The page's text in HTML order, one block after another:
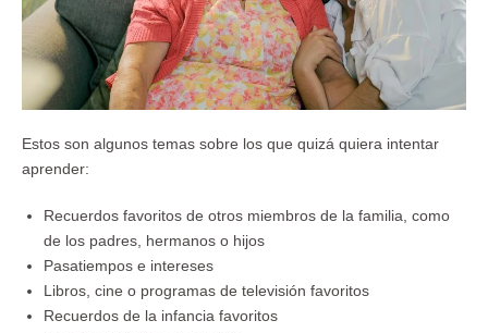
Estos son algunos temas sobre los que quizá quiera intentar
aprender:
Recuerdos favoritos de otros miembros de la familia, como
de los padres, hermanos o hijos
Pasatiempos e intereses
Libros, cine o programas de televisión favoritos
Recuerdos de la infancia favoritos